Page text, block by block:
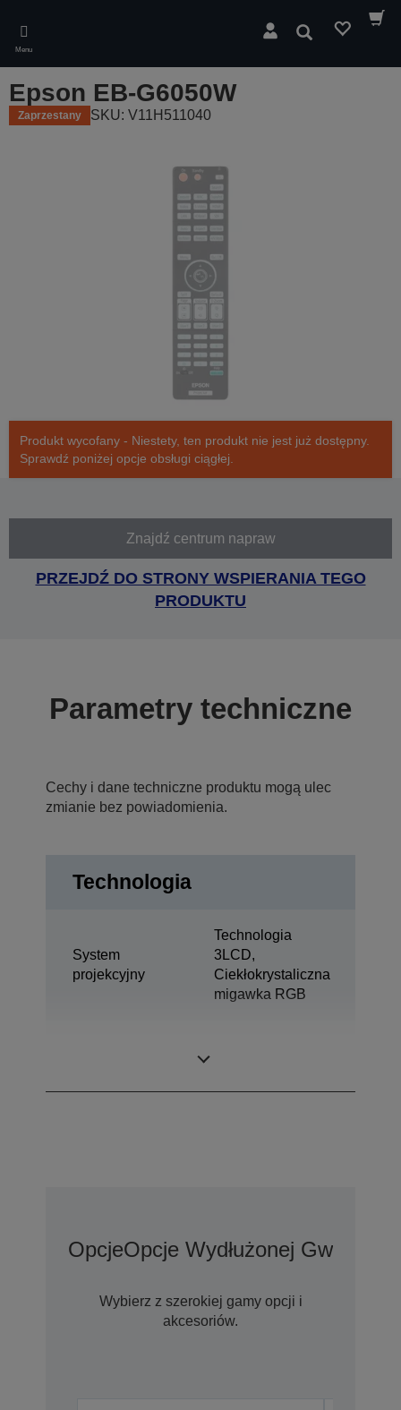
main
content
Menu
Wyszukaj
Epson EB-G6050W
Zaprzestany SKU: V11H511040
Produkt wycofany - Niestety, ten produkt nie jest już dostępny.
Sprawdź poniżej opcje obsługi ciągłej.
Znajdź centrum napraw
PRZEJDŹ DO STRONY WSPIERANIA TEGO
PRODUKTU
Parametry techniczne
Cechy i dane techniczne produktu mogą ulec
zmianie bez powiadomienia.
Technologia
System
projekcyjny
Technologia
3LCD,
Ciekłokrystaliczna
migawka RGB
OpcjeOpcje Wydłużonej
Wybierz z szerokiej gamy opcji i
akcesoriów.